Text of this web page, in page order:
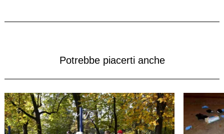
Potrebbe piacerti anche